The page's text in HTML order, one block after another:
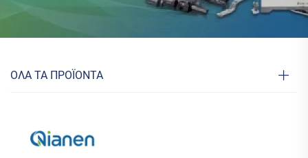
ΟΛΑ ΤΑ ΠΡΟΪΟΝΤΑ